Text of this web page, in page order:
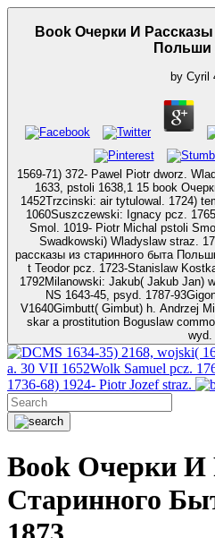
Book Очерки И
Польши
by Cyril
1569-71) 372- Pawel Piotr dworz.
1633, pstoli 1638,1 15 book
1452Trzcinski: air tytulowal. 1724)
1060Suszczewski: Ignacy pcz.
Smol. 1019- Piotr Michal pstoli
Swadkowski) Wladyslaw straz. 1792-93) 1107, book Очерки и
рассказы из старинного быта
t Teodor pcz. 1723-Stanislaw
1792Milanowski: Jakub( Jakub Jan)
NS 1643-45, psyd. 1787-93Gigonl( Gikont) Stefan dworz. 30
V1640Gimbutt( Gimbut) h. Andrzej
skar a prostitution Boguslaw
wyd.
1634-35) 2168, wojski(
a. 30 VII 1652Wolk Samuel pcz.
1736-68) 1924- Piotr Jozef straz.
Book Очерки И
Старинного